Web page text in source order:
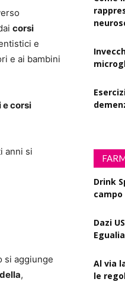
corsi
e
e ai bambini
corsi
anni si
si aggiunge
,
Drink
Dazi
Egualia
Al via
le